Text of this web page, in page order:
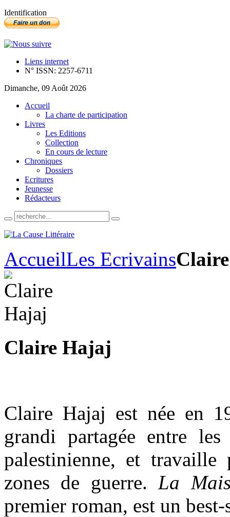
Identification
Liens internet
N° ISSN: 2257-6711
Dimanche, 09 Août 2026
Accueil
La charte de participation
Livres
Les Editions
Collection
En cours de lecture
Chroniques
Dossiers
Ecritures
Jeunesse
Rédacteurs
AccueilLes Ecrivains
Claire Hajaj
Claire Hajaj est née en
grandi partagée entre
palestinienne, et travaille
zones de guerre. La
premier roman, est un best-